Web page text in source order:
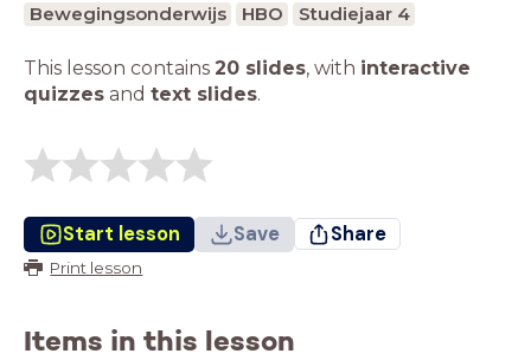
Bewegingsonderwijs HBO Studiejaar 4
This lesson contains 20 slides, with interactive
quizzes and text slides.
Start lesson Save Share
Print lesson
Items in this lesson